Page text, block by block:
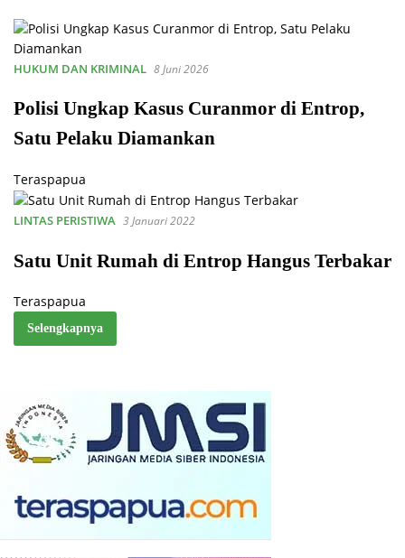
HUKUM DAN KRIMINAL 8 Juni 2026
Polisi Ungkap Kasus Curanmor di Entrop,
Satu Pelaku Diamankan
Teraspapua
LINTAS PERISTIWA 3 Januari 2022
Satu Unit Rumah di Entrop Hangus Terbakar
Teraspapua
Selengkapnya